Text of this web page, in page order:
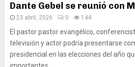
Dante Gebel se reunió con
23 abril, 2026 0 144
El pastor pastor evangélico,
televisión y actor podría presentarse
presidencial en las elecciones del año